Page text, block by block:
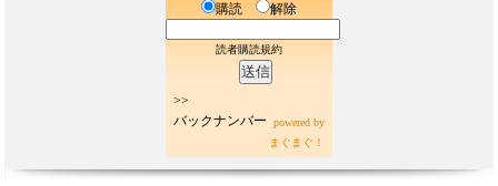
購読 解除
読者購読規約
>>
バックナンバー
powered by
まぐまぐ！